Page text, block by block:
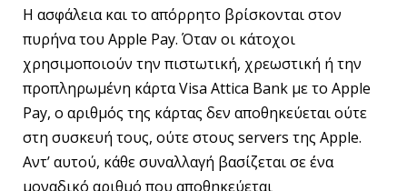
Η ασφάλεια και το απόρρητο βρίσκονται στον
πυρήνα του Apple Pay. Όταν οι κάτοχοι
χρησιμοποιούν την πιστωτική, χρεωστική ή την
προπληρωμένη κάρτα Visa Attica Bank με το Apple
Pay, ο αριθμός της κάρτας δεν αποθηκεύεται ούτε
στη συσκευή τους, ούτε στους servers της Apple.
Αντ’ αυτού, κάθε συναλλαγή βασίζεται σε ένα
μοναδικό αριθμό που αποθηκεύεται